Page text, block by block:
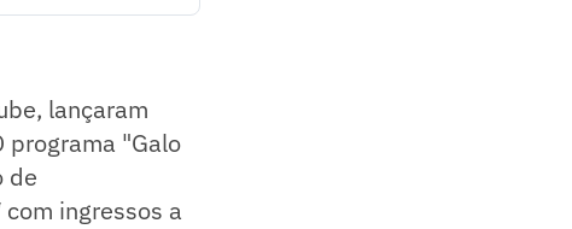
lançaram
programa "Galo
de
ingressos a